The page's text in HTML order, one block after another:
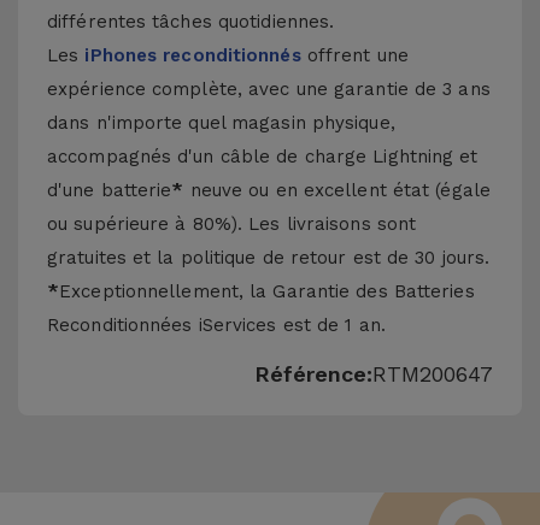
différentes tâches quotidiennes.
Les iPhones reconditionnésoffrent une
expérience complète, avec une garantie de 3 ans
dans n'importe quel magasin physique,
accompagnés d'un câble de charge Lightning et
d'une batterie* neuve ou en excellent état (égale
ou supérieure à 80%). Les livraisons sont
gratuites et la politique de retour est de 30 jours.
*Exceptionnellement, la Garantie des Batteries
Reconditionnées iServices est de 1 an.
Référence:RTM200647